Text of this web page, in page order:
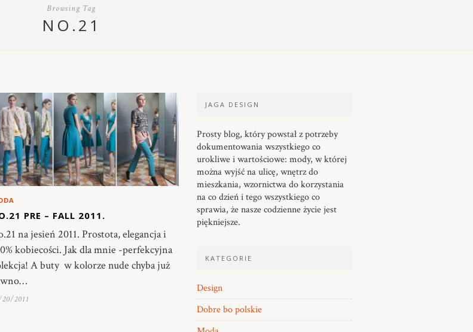
Browsing Tag
NO.21
PRE – FALL 2011.
na jesień 2011. Prostota, elegancja i
kobiecości. Jak dla mnie -perfekcyjna
A buty w kolorze nude chyba już
2011
JAGA DESIGN
Prosty blog, który powstał z potrzeby
dokumentowania wszystkiego co
urokliwe i wartościowe: mody, w której
można wyjść na ulicę, wnętrz do
mieszkania, wzornictwa do korzystania
na co dzień i tego wszystkiego co
sprawia, że nasze codzienne życie jest
piękniejsze.
KATEGORIE
Design
Dobre bo polskie